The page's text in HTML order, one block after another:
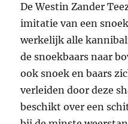
De Westin Zander
imitatie van een
werkelijk alle
de snoekbaars naar
ook snoek en baars
verleiden door deze
beschikt over een